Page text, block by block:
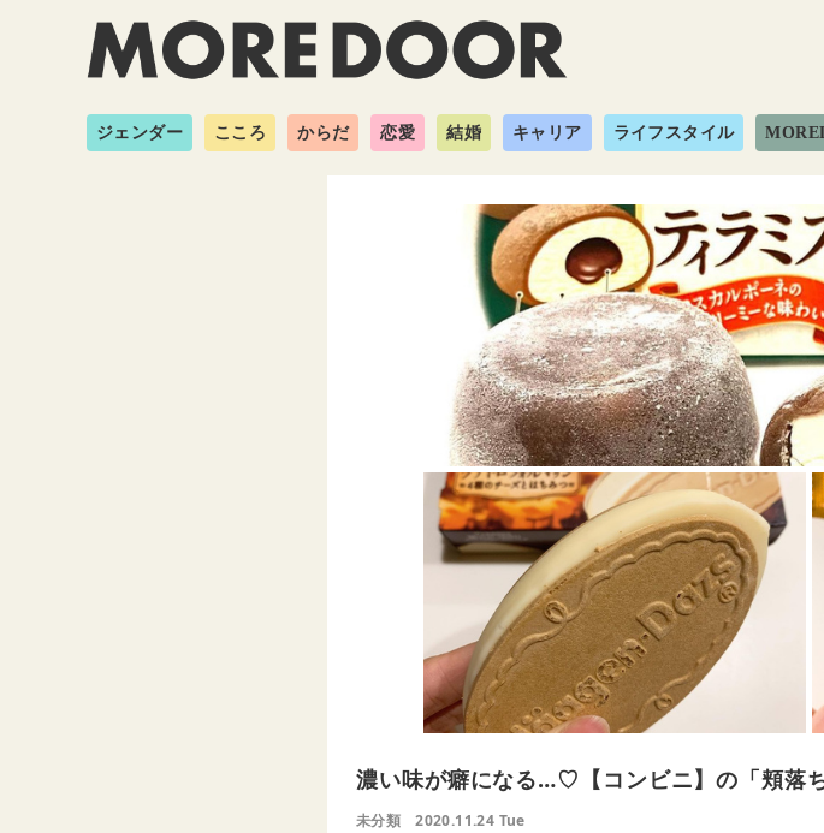
ジェンダー こころ からだ 恋愛 結婚 キャリア ライフスタイル
濃い味が癖になる…♡【コンビニ】の「頬落
未分類 2020.11.24 Tue